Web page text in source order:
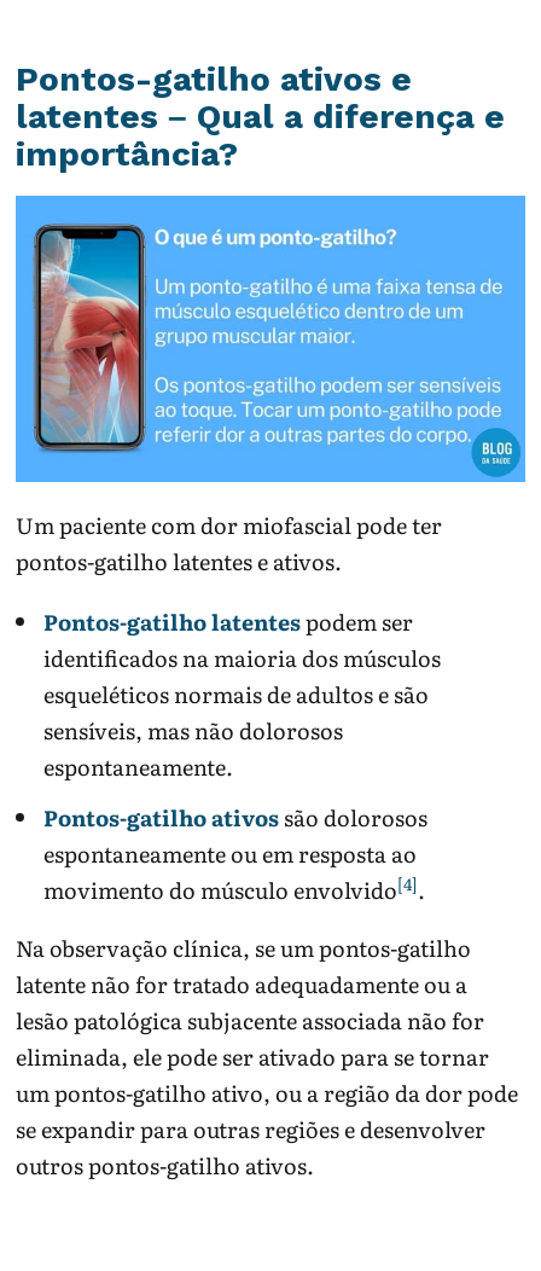
Pontos-gatilho ativos e
latentes – Qual a diferença e
importância?
Um paciente com dor miofascial pode ter
pontos-gatilho latentes e ativos.
Pontos-gatilho latentespodem ser
identificados na maioria dos músculos
esqueléticos normais de adultos e são
sensíveis, mas não dolorosos
espontaneamente.
Pontos-gatilho ativossão dolorosos
espontaneamente ou em resposta ao
movimento do músculo envolvido[4].
Na observação clínica, se um pontos-gatilho
latente não for tratado adequadamente ou a
lesão patológica subjacente associada não for
eliminada, ele pode ser ativado para se tornar
um pontos-gatilho ativo, ou a região da dor pode
se expandir para outras regiões e desenvolver
outros pontos-gatilho ativos.